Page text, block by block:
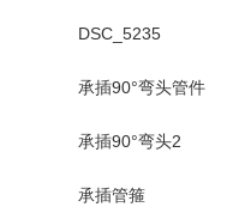
DSC_5235
承插90°弯头管件
承插90°弯头2
承插管箍